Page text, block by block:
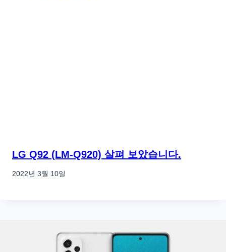
LG Q92 (LM-Q920) 살펴 보았습니다.
2022년 3월 10일